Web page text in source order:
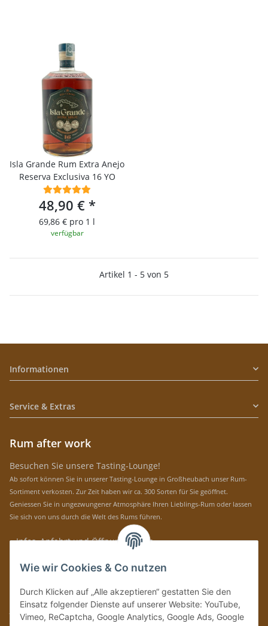
Isla Grande Rum Extra Anejo
Reserva Exclusiva 16 YO
48,90 € *
69,86 € pro 1 l
verfügbar
Artikel 1 - 5 von 5
Informationen
Service & Extras
Rum after work
Besuchen Sie unsere Tasting-Lounge!
Ab sofort können Sie in unserer Tasting-Lounge in Großheubach unser Rum-
Sortiment verkosten. Zur Zeit haben wir ca. 300 Sorten für Sie geöffnet.
Geniessen Sie in ungezwungener Atmosphäre Ihren Lieblings-Rum oder lassen
Sie sich von uns durch die Welt des Rums führen.
» Infos, Anfahrt und Öffnungszeiten
Immer auf dem Laufenden mit unseren aktuellen Rum-News!
Bitte senden Sie mir entsprechend IhrerDatenschutzerklärung
regelmäßig und
jederzeit widerruflich Informationen zu Ihrem Produktsortiment per E-Mail zu.
Wie wir Cookies & Co nutzen
Durch Klicken auf „Alle akzeptieren“ gestatten Sie den
Einsatz folgender Dienste auf unserer Website: YouTube,
Vimeo, ReCaptcha, Google Analytics, Google Ads, Google